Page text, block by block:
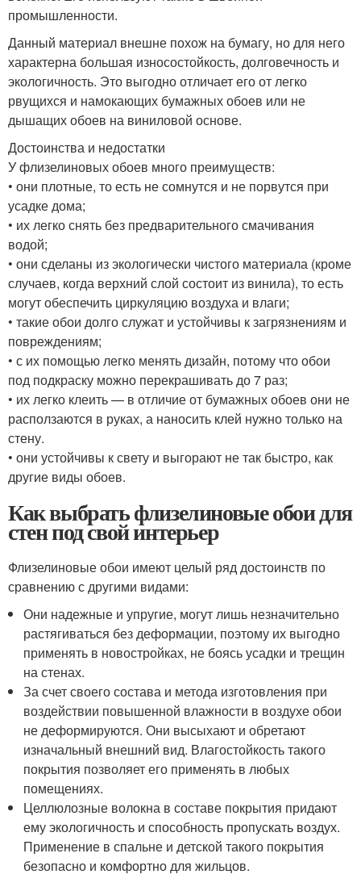
промышленности.
Данный материал внешне похож на бумагу, но для него
характерна большая износостойкость, долговечность и
экологичность. Это выгодно отличает его от легко
рвущихся и намокающих бумажных обоев или не
дышащих обоев на виниловой основе.
Достоинства и недостатки
У флизелиновых обоев много преимуществ:
• они плотные, то есть не сомнутся и не порвутся при
усадке дома;
• их легко снять без предварительного смачивания
водой;
• они сделаны из экологически чистого материала (кроме
случаев, когда верхний слой состоит из винила), то есть
могут обеспечить циркуляцию воздуха и влаги;
• такие обои долго служат и устойчивы к загрязнениям и
повреждениям;
• с их помощью легко менять дизайн, потому что обои
под подкраску можно перекрашивать до 7 раз;
• их легко клеить — в отличие от бумажных обоев они не
расползаются в руках, а наносить клей нужно только на
стену.
• они устойчивы к свету и выгорают не так быстро, как
другие виды обоев.
Как выбрать флизелиновые обои для
стен под свой интерьер
Флизелиновые обои имеют целый ряд достоинств по
сравнению с другими видами:
Они надежные и упругие, могут лишь незначительно
растягиваться без деформации, поэтому их выгодно
применять в новостройках, не боясь усадки и трещин
на стенах.
За счет своего состава и метода изготовления при
воздействии повышенной влажности в воздухе обои
не деформируются. Они высыхают и обретают
изначальный внешний вид. Влагостойкость такого
покрытия позволяет его применять в любых
помещениях.
Целлюлозные волокна в составе покрытия придают
ему экологичность и способность пропускать воздух.
Применение в спальне и детской такого покрытия
безопасно и комфортно для жильцов.